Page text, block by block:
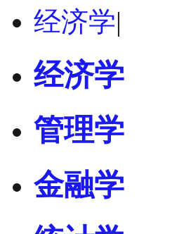
经济学|
经济学
管理学
金融学